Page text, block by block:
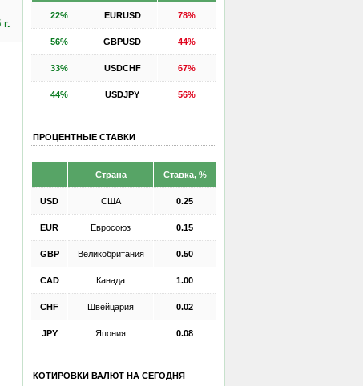
22% EURUSD 78%
56% GBPUSD 44%
33% USDCHF 67%
44% USDJPY 56%
ПРОЦЕНТНЫЕ СТАВКИ
Страна Ставка, %
USD США 0.25
EUR Евросоюз 0.15
GBP Великобритания 0.50
CAD Канада 1.00
CHF Швейцария 0.02
JPY Япония 0.08
КОТИРОВКИ ВАЛЮТ НА СЕГОДНЯ